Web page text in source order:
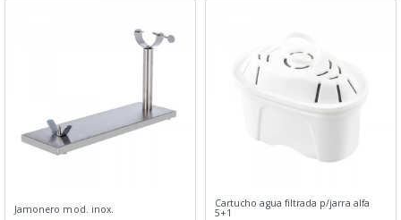
Jamonero mod. inox. Cartucho agua filtrada p/jarra alfa
5+1